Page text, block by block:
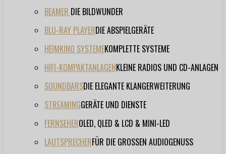
BEAMER DIE BILDWUNDER
BLU-RAY PLAYERDIE ABSPIELGERÄTE
HEIMKINO SYSTEMEKOMPLETTE SYSTEME
HIFI-KOMPAKTANLAGENKLEINE RADIOS UND CD-ANLAGEN
SOUNDBARSDIE ELEGANTE KLANGERWEITERUNG
STREAMINGGERÄTE UND DIENSTE
FERNSEHEROLED, QLED & LCD & MINI-LED
LAUTSPRECHERFÜR DIE GROSSEN AUDIOGENUSS